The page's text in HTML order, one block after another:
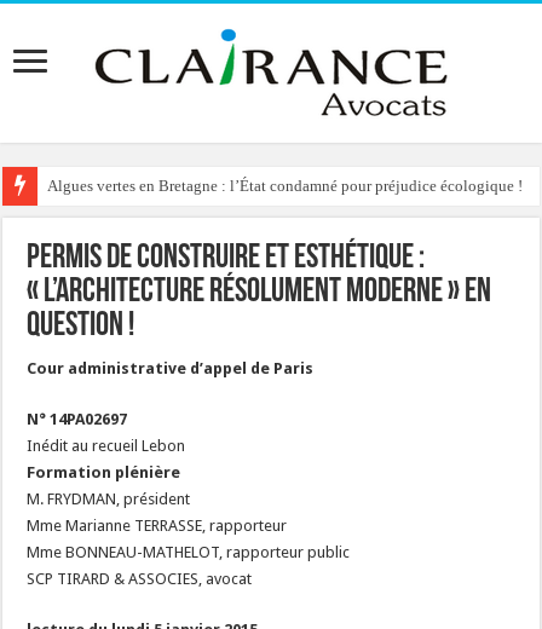
Algues vertes en Bretagne : l’État condamné pour préjudice écologique !
Reconstruction de chalets d’alpage : le préfet condamné à délivrer
Permis de construire et esthétique :
« l’architecture résolument moderne » en
question !
Cour administrative d’appel de Paris
N° 14PA02697
Inédit au recueil Lebon
Formation plénière
M. FRYDMAN, président
Mme Marianne TERRASSE, rapporteur
Mme BONNEAU-MATHELOT, rapporteur public
SCP TIRARD & ASSOCIES, avocat